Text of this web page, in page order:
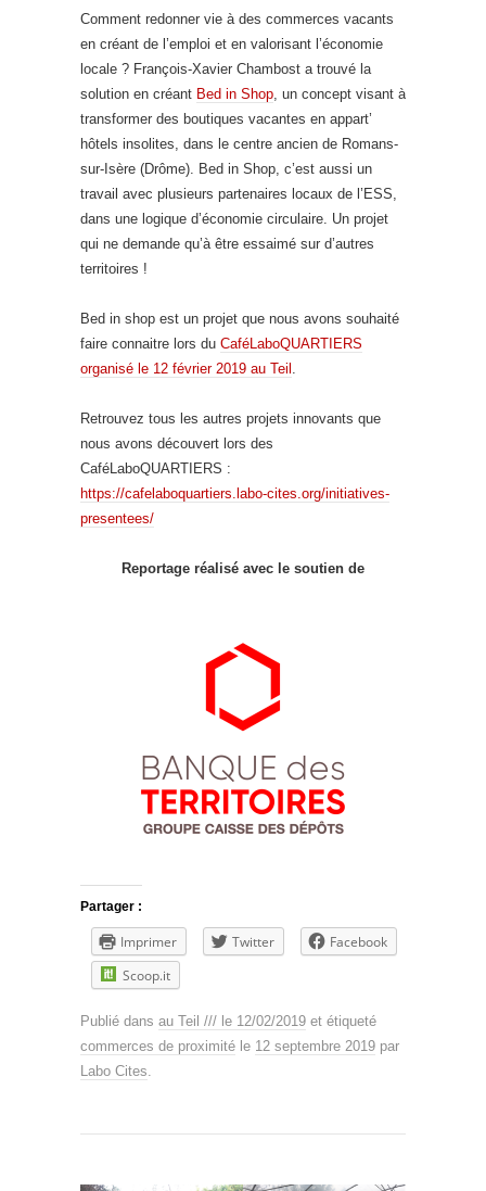
Comment redonner vie à des commerces vacants
en créant de l’emploi et en valorisant l’économie
locale ? François-Xavier Chambost a trouvé la
solution en créant Bed in Shop, un concept visant à
transformer des boutiques vacantes en appart’
hôtels insolites, dans le centre ancien de Romans-
sur-Isère (Drôme). Bed in Shop, c’est aussi un
travail avec plusieurs partenaires locaux de l’ESS,
dans une logique d’économie circulaire. Un projet
qui ne demande qu’à être essaimé sur d’autres
territoires !
Bed in shop est un projet que nous avons souhaité
faire connaitre lors du CaféLaboQUARTIERS
organisé le 12 février 2019 au Teil .
Retrouvez tous les autres projets innovants que
nous avons découvert lors des
CaféLaboQUARTIERS :
https://cafelaboquartiers.labo-cites.org/initiatives-
presentees/
Reportage réalisé avec le soutien de
Partager :
Imprimer Twitter
Facebook
Scoop.it
Publié dans au Teil /// le 12/02/2019 et étiqueté
commerces de proximité le 12 septembre 2019 par
Labo Cites.